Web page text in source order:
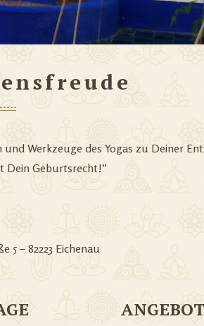
Werkzeuge des Yogas zu Deiner
Dein Geburtsrecht!“
5 – 82223 Eichenau